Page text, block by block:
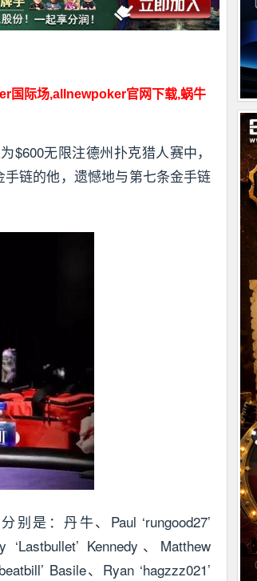
国际场,allnewpoker官网下载,蜗牛
$600无限注德州扑克猎人赛中，
链的他，遗憾地与第七条金手链
是：丹牛、Paul ‘rungood27’
Kennedy、Matthew
Basile、Ryan ‘hagzzz021’